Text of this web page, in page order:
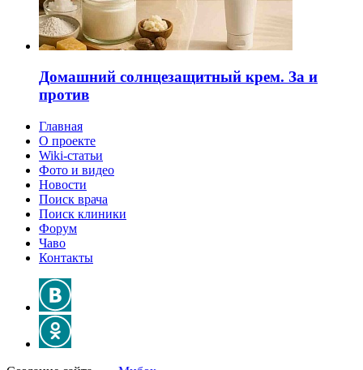
Домашний солнцезащитный крем. За и
против
Главная
О проекте
Wiki-статьи
Фото и видео
Новости
Поиск врача
Поиск клиники
Форум
Чаво
Контакты